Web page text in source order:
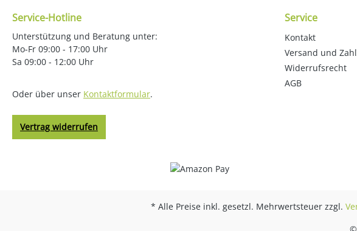
Service-Hotline
Unterstützung und Beratung unter:
Mo-Fr 09:00 - 17:00 Uhr
Sa 09:00 - 12:00 Uhr
Oder über unser Kontaktformular.
Vertrag widerrufen
Service
Kontakt
Versand und
Widerrufsrecht
AGB
* Alle Preise inkl. gesetzl. Mehrwertsteuer zzgl.